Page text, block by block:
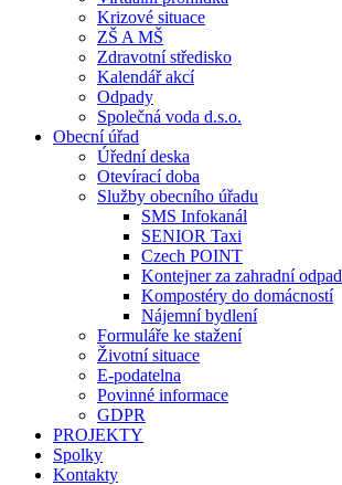
Krizové situace
ZŠ A MŠ
Zdravotní středisko
Kalendář akcí
Odpady
Společná voda d.s.o.
Obecní úřad
Úřední deska
Otevírací doba
Služby obecního úřadu
SMS Infokanál
SENIOR Taxi
Czech POINT
Kontejner za zahradní odpad
Kompostéry do domácností
Nájemní bydlení
Formuláře ke stažení
Životní situace
E-podatelna
Povinné informace
GDPR
PROJEKTY
Spolky
Kontakty